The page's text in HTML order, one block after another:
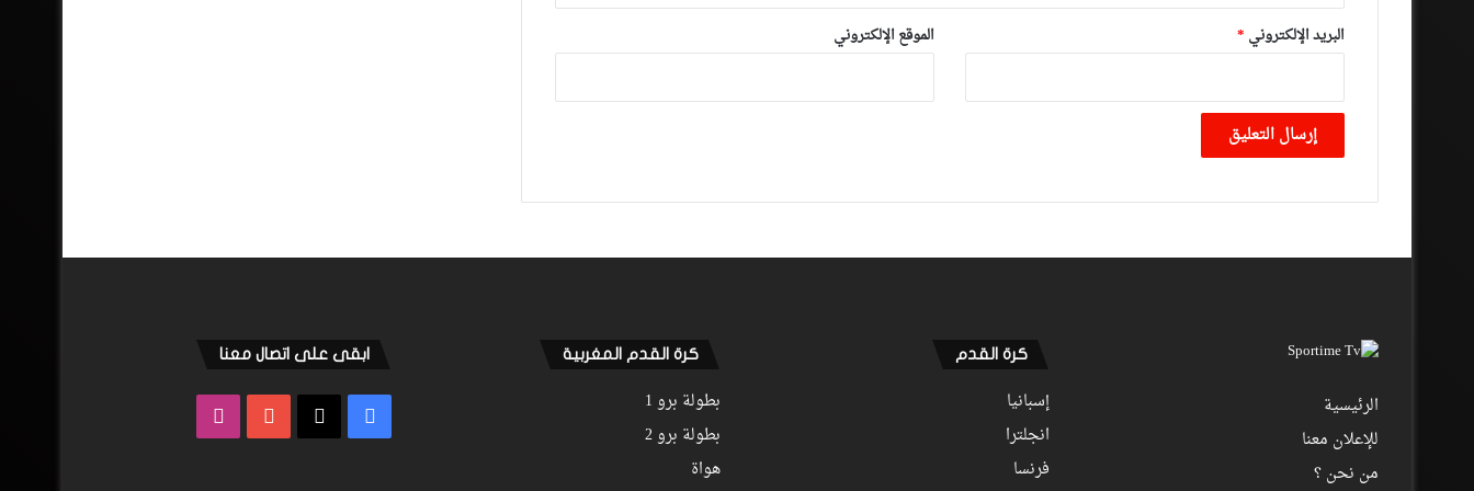
قرعة الدور الـ32 من كأس العرش تضع
توخيل عن كونتي: “اعتقدت أنه عندما
البريد الإلكتروني * الموقع الإلكتروني
الرئيسية
للإعلان معنا
من نحن ؟
كرة القدم
إسبانيا
انجلترا
فرنسا
كرة القدم المغربية
بطولة برو 1
بطولة برو 2
هواة
ابقى على اتصال معنا
فيسبوك ‫YouTube